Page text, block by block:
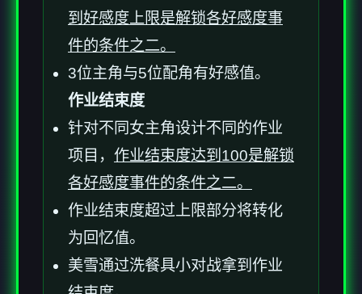
到好感度上限是解锁各好感度事
件的条件之二。
3位主角与5位配角有好感值。
作业结束度
针对不同女主角设计不同的作业
项目， 作业结束度达到100是解锁
各好感度事件的条件之二。
作业结束度超过上限部分将转化
为回忆值。
美雪通过洗餐具小对战拿到作业